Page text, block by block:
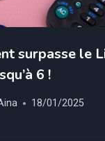
surpasse le
6 !
18/01/2025